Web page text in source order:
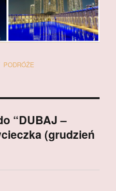
Kategorie
PODRÓŻE
“DUBAJ –
(grudzień